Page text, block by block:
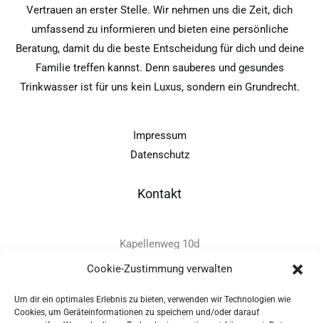
Cookie-Zustimmung verwalten
Um dir ein optimales Erlebnis zu bieten, verwenden wir Technologien wie
Cookies, um Geräteinformationen zu speichern und/oder darauf
Vertrauen an erster Stelle. Wir nehmen uns die Zeit, dich
umfassend zu informieren und bieten eine persönliche
Beratung, damit du die beste Entscheidung für dich und deine
Familie treffen kannst. Denn sauberes und gesundes
Trinkwasser ist für uns kein Luxus, sondern ein Grundrecht.
Impressum
Datenschutz
Kontakt
Kapellenweg 10d
D-94575 Windorf
+49 - (0)8546 - 97 39 0